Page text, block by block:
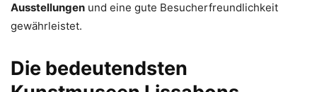
Ausstellungen und eine gute Besucherfreundlichkeit
gewährleistet.
Die bedeutendsten